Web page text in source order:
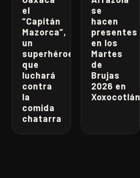
el
“Capitán
Mazorca”,
un
superhéroe
que
luchará
contra
la
comida
chatarra
se
hacen
presentes
en los
Martes
de
Brujas
2026 en
Xoxocotlán